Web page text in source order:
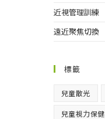
近視管理訓練
遠近聚焦切換
標籤
兒童散光
兒童視力保健